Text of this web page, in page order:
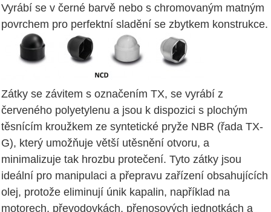
Vyrábí se v černé barvě nebo s chromovaným matným
povrchem pro perfektní sladění se zbytkem konstrukce.
Zátky se závitem s označením TX, se vyrábí z
červeného polyetylenu a jsou k dispozici s plochým
těsnícím kroužkem ze syntetické pryže NBR (řada TX-
G), který umožňuje větší utěsnění otvoru, a
minimalizuje tak hrozbu protečení. Tyto zátky jsou
ideální pro manipulaci a přepravu zařízení obsahujících
olej, protože eliminují únik kapalin, například na
motorech, převodovkách, přenosových jednotkách a